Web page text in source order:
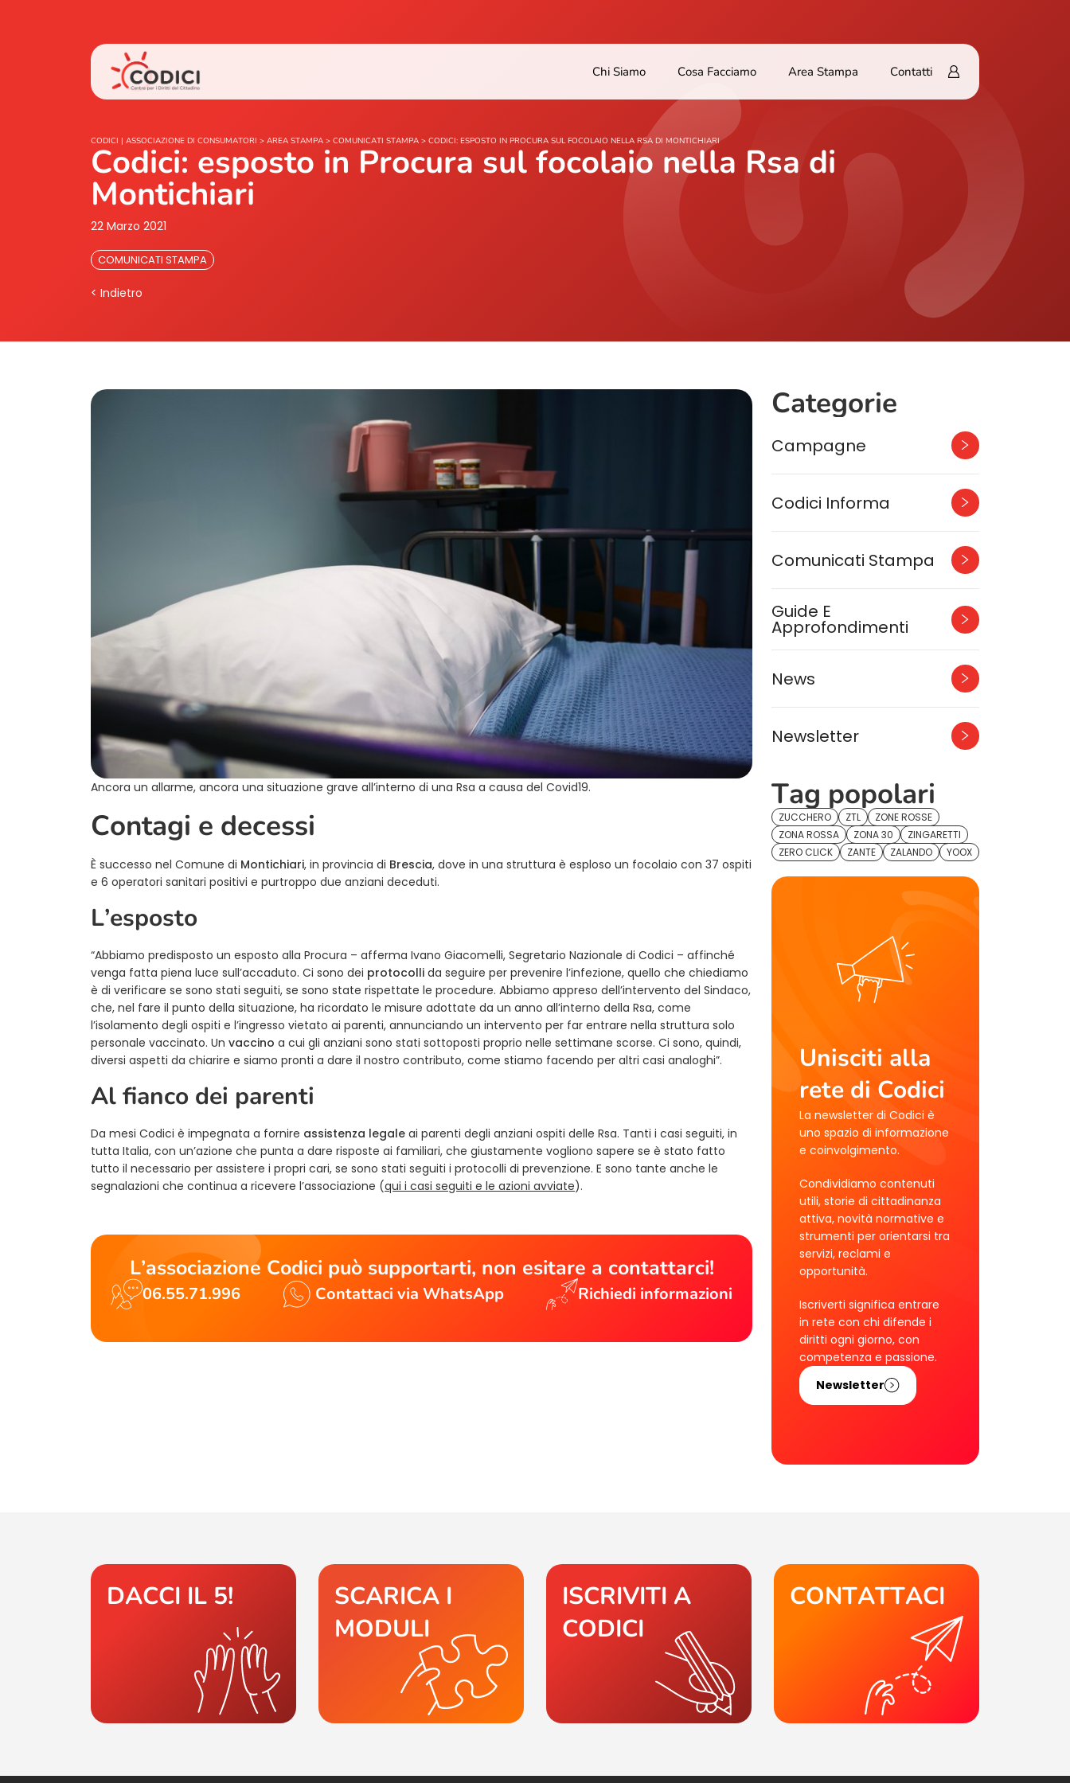
Chi Siamo Cosa Facciamo Area Stampa Contatti
CODICI | ASSOCIAZIONE DI CONSUMATORI > AREA STAMPA > COMUNICATI STAMPA > CODICI: ESPOSTO IN PROCURA SUL FOCOLAIO NELLA RSA DI MONTICHIARI
Codici: esposto in Procura sul focolaio nella Rsa di
Montichiari
22 Marzo 2021
COMUNICATI STAMPA
< Indietro
Ancora un allarme, ancora una situazione grave all’interno di una Rsa a causa del Covid19.
Contagi e decessi
È successo nel Comune di Montichiari, in provincia di Brescia, dove in una struttura è esploso un focolaio con 37 ospiti
e 6 operatori sanitari positivi e purtroppo due anziani deceduti.
L’esposto
“Abbiamo predisposto un esposto alla Procura – afferma Ivano Giacomelli, Segretario Nazionale di Codici – affinché
venga fatta piena luce sull’accaduto. Ci sono dei protocolli da seguire per prevenire l’infezione, quello che chiediamo
è di verificare se sono stati seguiti, se sono state rispettate le procedure. Abbiamo appreso dell’intervento del Sindaco,
che, nel fare il punto della situazione, ha ricordato le misure adottate da un anno all’interno della Rsa, come
l’isolamento degli ospiti e l’ingresso vietato ai parenti, annunciando un intervento per far entrare nella struttura solo
personale vaccinato. Un vaccino a cui gli anziani sono stati sottoposti proprio nelle settimane scorse. Ci sono, quindi,
diversi aspetti da chiarire e siamo pronti a dare il nostro contributo, come stiamo facendo per altri casi analoghi”.
Al fianco dei parenti
Da mesi Codici è impegnata a fornire assistenza legale ai parenti degli anziani ospiti delle Rsa. Tanti i casi seguiti, in
tutta Italia, con un’azione che punta a dare risposte ai familiari, che giustamente vogliono sapere se è stato fatto
tutto il necessario per assistere i propri cari, se sono stati seguiti i protocolli di prevenzione. E sono tante anche le
segnalazioni che continua a ricevere l’associazione (qui i casi seguiti e le azioni avviate).
L’associazione Codici può supportarti, non esitare a contattarci!
06.55.71.996 Contattaci via WhatsApp Richiedi informazioni
Categorie
Campagne
Codici Informa
Comunicati Stampa
Guide E
Approfondimenti
News
Newsletter
Tag popolari
ZUCCHERO ZTL
ZONE ROSSE
ZONA ROSSA
ZONA 30
ZINGARETTI
ZERO CLICK
ZANTE ZALANDO YOOX
Unisciti alla
rete di Codici
La newsletter di Codici è
uno spazio di informazione
e coinvolgimento.
Condividiamo contenuti
utili, storie di cittadinanza
attiva, novità normative e
strumenti per orientarsi tra
servizi, reclami e
opportunità.
Iscriverti significa entrare
in rete con chi difende i
diritti ogni giorno, con
competenza e passione.
Newsletter
DACCI IL 5!
SCARICA I
MODULI
ISCRIVITI A
CODICI
CONTATTACI